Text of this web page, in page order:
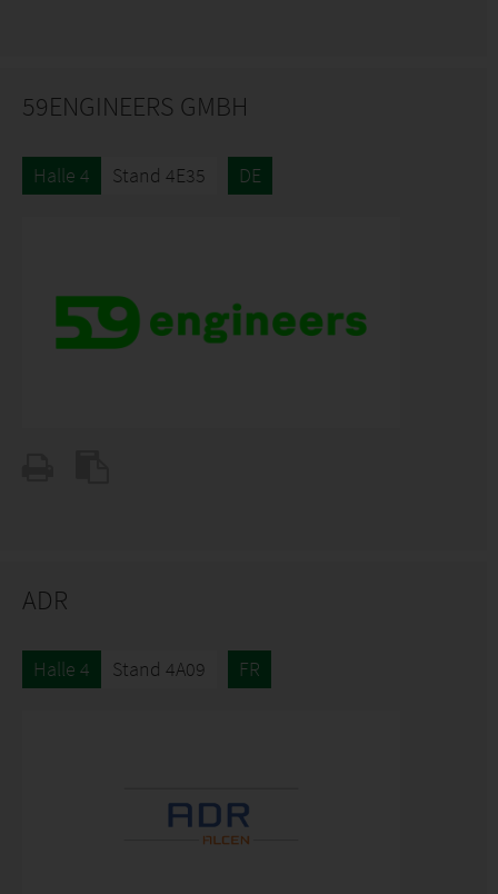
59ENGINEERS GMBH
Halle 4 Stand 4E35 DE
ADR
Halle 4 Stand 4A09 FR